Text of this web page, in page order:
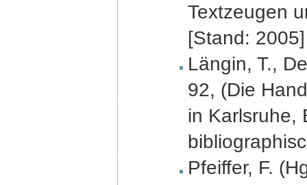
Textzeugen
[Stand:
Längin, T.,
92, (Die
in Karlsruhe,
Pfeiffer, F.